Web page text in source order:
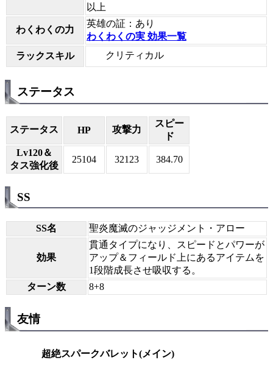
以上
わくわくの力
英雄の証：あり
わくわくの実 効果一覧
ラックスキル
クリティカル
ステータス
ステータス HP 攻撃力
スピー
ド
Lv120＆
タス強化後
25104 32123 384.70
SS
SS名 聖炎魔滅のジャッジメント・アロー
効果
貫通タイプになり、スピードとパワーが
アップ＆フィールド上にあるアイテムを
1段階成長させ吸収する。
ターン数
8+8
友情
超絶スパークバレット(メイン)